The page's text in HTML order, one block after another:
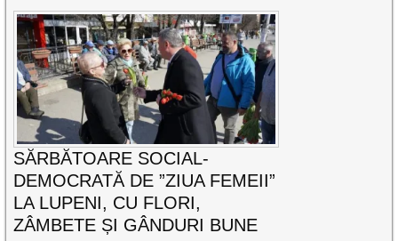
SĂRBĂTOARE SOCIAL-
DEMOCRATĂ DE ”ZIUA FEMEII”
LA LUPENI, CU FLORI,
ZÂMBETE ȘI GÂNDURI BUNE